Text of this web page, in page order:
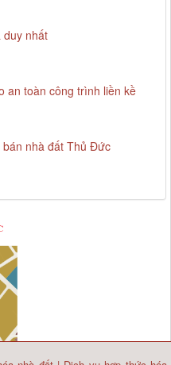
duy nhất
an toàn công trình liền kề
nhà đất Thủ Đức